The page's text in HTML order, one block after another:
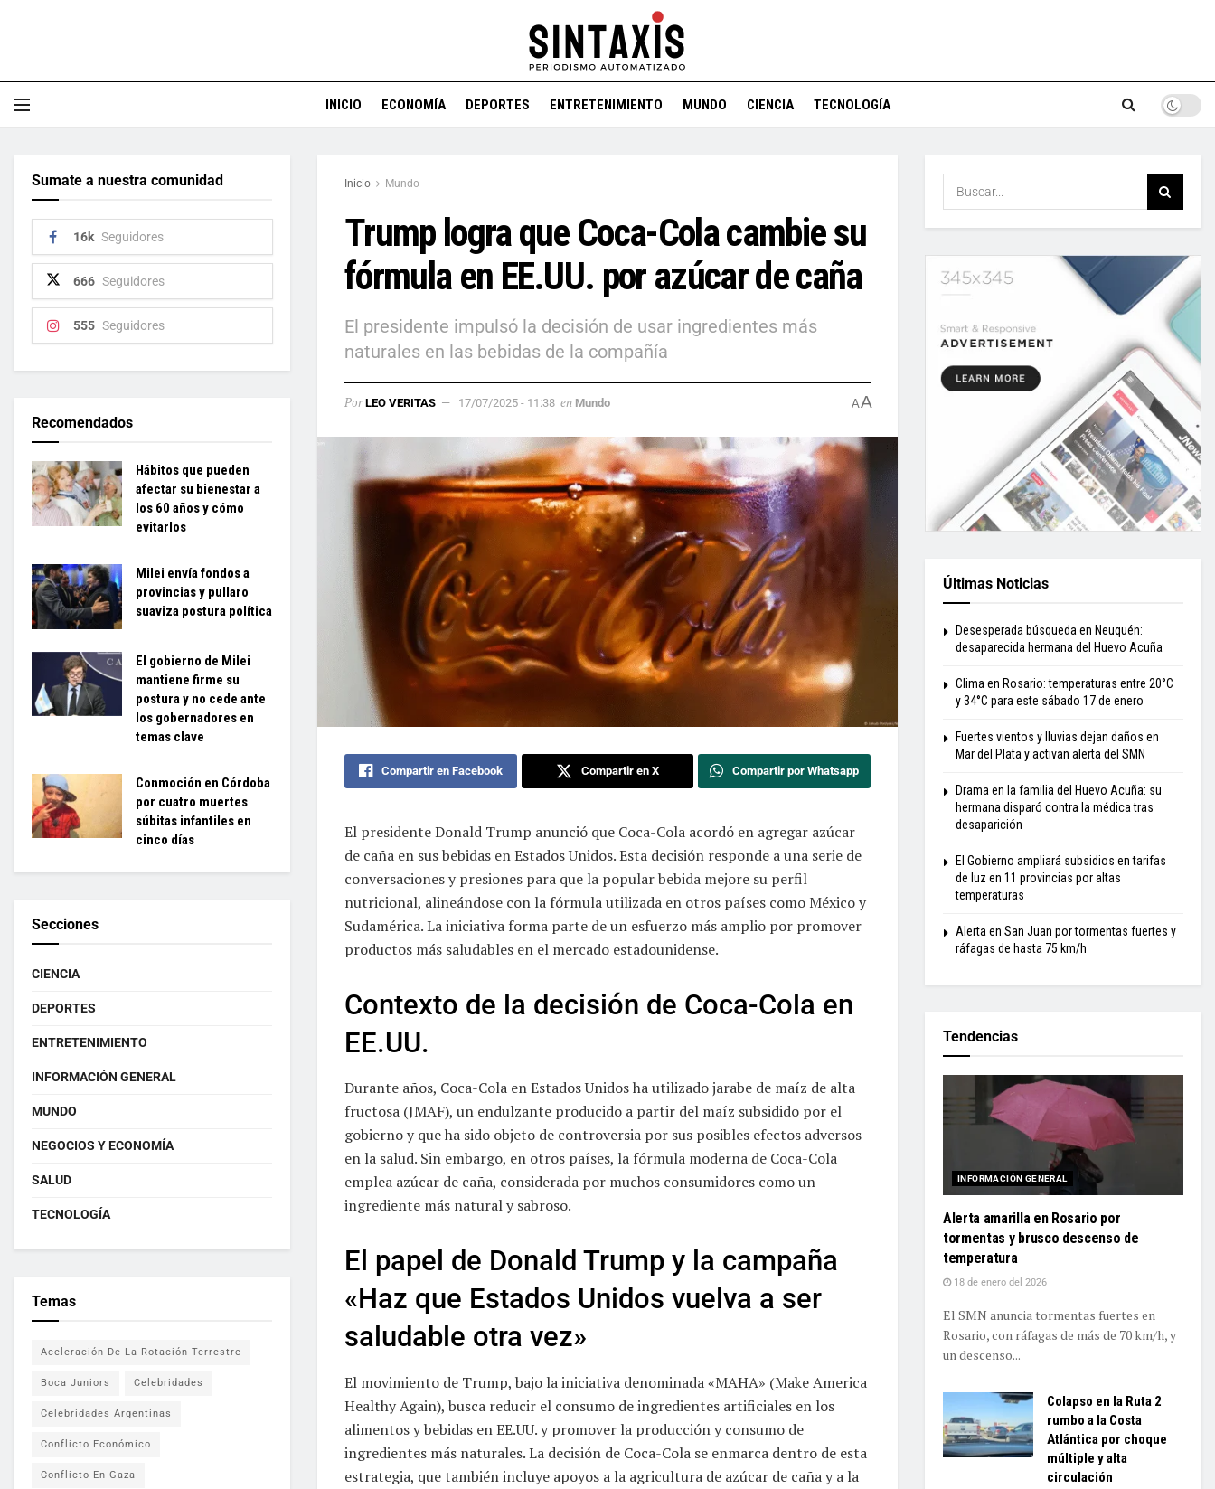
INICIO ECONOMÍA DEPORTES ENTRETENIMIENTO MUNDO CIENCIA TECNOLOGÍA
Inicio Mundo
Trump logra que Coca-Cola cambie su
fórmula en EE.UU. por azúcar de caña
El presidente impulsó la decisión de usar ingredientes más
naturales en las bebidas de la compañía
Por LEO VERITAS 17/07/2025 - 11:38 en Mundo AA
Compartir en Facebook Compartir en X Compartir por Whatsapp
El presidente Donald Trump anunció que Coca-Cola acordó en agregar azúcar
de caña en sus bebidas en Estados Unidos. Esta decisión responde a una serie de
conversaciones y presiones para que la popular bebida mejore su perfil
nutricional, alineándose con la fórmula utilizada en otros países como México y
Sudamérica. La iniciativa forma parte de un esfuerzo más amplio por promover
productos más saludables en el mercado estadounidense.
Contexto de la decisión de Coca-Cola en
EE.UU.
Durante años, Coca-Cola en Estados Unidos ha utilizado jarabe de maíz de alta
fructosa (JMAF), un endulzante producido a partir del maíz subsidido por el
gobierno y que ha sido objeto de controversia por sus posibles efectos adversos
en la salud. Sin embargo, en otros países, la fórmula moderna de Coca-Cola
emplea azúcar de caña, considerada por muchos consumidores como un
ingrediente más natural y sabroso.
El papel de Donald Trump y la campaña
«Haz que Estados Unidos vuelva a ser
saludable otra vez»
El movimiento de Trump, bajo la iniciativa denominada «MAHA» (Make America
Healthy Again), busca reducir el consumo de ingredientes artificiales en los
alimentos y bebidas en EE.UU. y promover la producción y consumo de
ingredientes más naturales. La decisión de Coca-Cola se enmarca dentro de esta
estrategia, que también incluye apoyos a la agricultura de azúcar de caña y a la
Sumate a nuestra comunidad
16k Seguidores
666 Seguidores
555 Seguidores
Recomendados
Hábitos que pueden
afectar su bienestar a
los 60 años y cómo
evitarlos
Milei envía fondos a
provincias y pullaro
suaviza postura política
El gobierno de Milei
mantiene firme su
postura y no cede ante
los gobernadores en
temas clave
Conmoción en Córdoba
por cuatro muertes
súbitas infantiles en
cinco días
Secciones
CIENCIA
DEPORTES
ENTRETENIMIENTO
INFORMACIÓN GENERAL
MUNDO
NEGOCIOS Y ECONOMÍA
SALUD
TECNOLOGÍA
Temas
Aceleración De La Rotación Terrestre
Boca Juniors Celebridades
Celebridades Argentinas
Conflicto Económico
Conflicto En Gaza
Últimas Noticias
Desesperada búsqueda en Neuquén:
desaparecida hermana del Huevo Acuña
Clima en Rosario: temperaturas entre 20°C
y 34°C para este sábado 17 de enero
Fuertes vientos y lluvias dejan daños en
Mar del Plata y activan alerta del SMN
Drama en la familia del Huevo Acuña: su
hermana disparó contra la médica tras
desaparición
El Gobierno ampliará subsidios en tarifas
de luz en 11 provincias por altas
temperaturas
Alerta en San Juan por tormentas fuertes y
ráfagas de hasta 75 km/h
Tendencias
INFORMACIÓN GENERAL
Alerta amarilla en Rosario por
tormentas y brusco descenso de
temperatura
18 de enero del 2026
El SMN anuncia tormentas fuertes en
Rosario, con ráfagas de más de 70 km/h, y
un descenso...
Colapso en la Ruta 2
rumbo a la Costa
Atlántica por choque
múltiple y alta
circulación